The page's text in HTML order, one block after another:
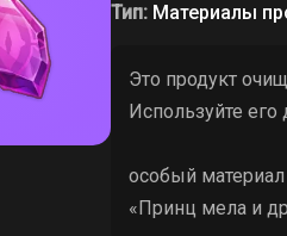
Тип: Материалы
Это продукт
Используйте
особый
«Принц мела и